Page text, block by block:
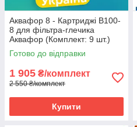
Аквафор 8 - Картриджі В100-
8 для фільтра-глечика
Аквафор (Комплект: 9 шт.)
Готово до відправки
1 905 ₴/комплект
2 550 ₴/комплект
Купити